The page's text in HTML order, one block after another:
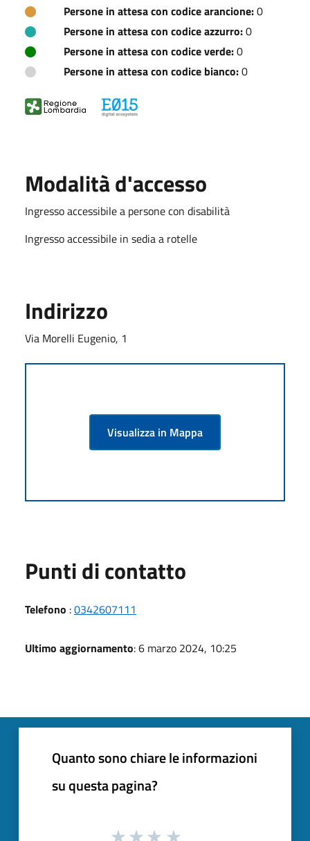
Persone in attesa con codice arancione:0
Persone in attesa con codice azzurro:0
Persone in attesa con codice verde:0
Persone in attesa con codice bianco:0
Modalità d'accesso
Ingresso accessibile a persone con disabilità
Ingresso accessibile in sedia a rotelle
Indirizzo
Via Morelli Eugenio, 1
Visualizza in Mappa
Punti di contatto
Telefono :0342607111
Ultimo aggiornamento: 6 marzo 2024, 10:25
Quanto sono chiare le informazioni
su questa pagina?